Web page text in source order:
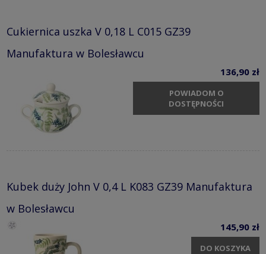
Cukiernica uszka V 0,18 L C015 GZ39
Manufaktura w Bolesławcu
136,90 zł
POWIADOM O
DOSTĘPNOŚCI
Kubek duży John V 0,4 L K083 GZ39 Manufaktura
w Bolesławcu
145,90 zł
DO KOSZYKA